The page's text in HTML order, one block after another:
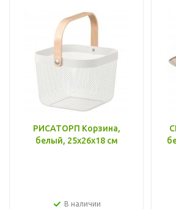
РИСАТОРП Корзина,
белый, 25x26x18 см
В наличии